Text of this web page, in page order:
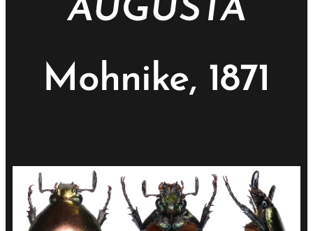
AUGUSTA
Mohnike, 1871